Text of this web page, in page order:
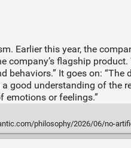
Earlier this year, the
company’s flagship
behaviors.” It goes on: “The
good understanding of the
emotions or feelings.”
06/no-artificial-intelligence-is-not-conscious/687378/